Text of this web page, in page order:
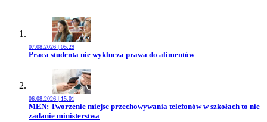
07.08.2026 | 05:29
Przejdź do artykułu:
Praca studenta nie wyklucza prawa do alimentów
06.08.2026 | 15:01
Przejdź do artykułu:
MEN: Tworzenie miejsc przechowywania telefonów w szkołach to nie
zadanie ministerstwa